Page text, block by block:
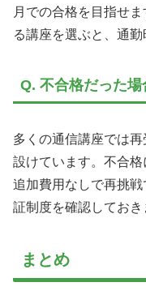
月での合格を目指せ
る講座を選ぶと、通勤
Q. 不合格だった
多くの通信講座では
設けています。不合
追加費用なしで再挑
証制度を確認しておき
まとめ